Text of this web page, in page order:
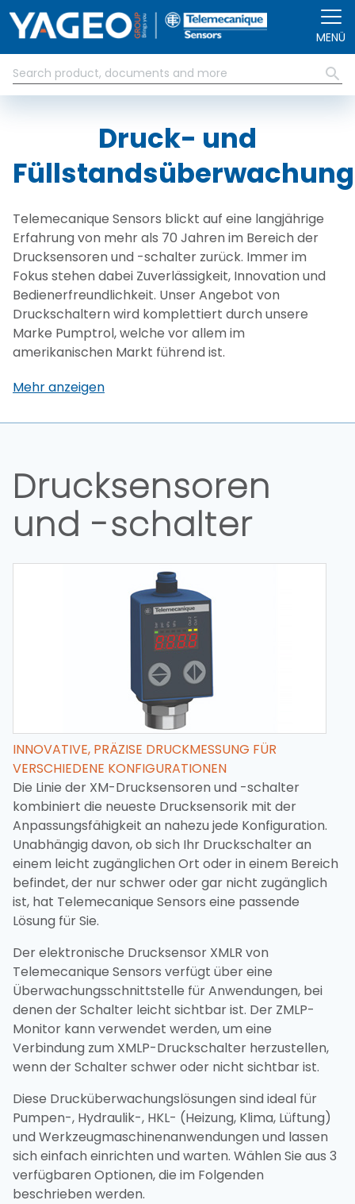
MENÜ
Druck- und
Füllstandsüberwachung
Telemecanique Sensors blickt auf eine langjährige
Erfahrung von mehr als 70 Jahren im Bereich der
Drucksensoren und -schalter zurück. Immer im
Fokus stehen dabei Zuverlässigkeit, Innovation und
Bedienerfreundlichkeit. Unser Angebot von
Druckschaltern wird komplettiert durch unsere
Marke Pumptrol, welche vor allem im
amerikanischen Markt führend ist.
Mehr anzeigen
Drucksensoren
und -schalter
INNOVATIVE, PRÄZISE DRUCKMESSUNG FÜR
VERSCHIEDENE KONFIGURATIONEN
Die Linie der XM-Drucksensoren und -schalter
kombiniert die neueste Drucksensorik mit der
Anpassungsfähigkeit an nahezu jede Konfiguration.
Unabhängig davon, ob sich Ihr Druckschalter an
einem leicht zugänglichen Ort oder in einem Bereich
befindet, der nur schwer oder gar nicht zugänglich
ist, hat Telemecanique Sensors eine passende
Lösung für Sie.
Der elektronische Drucksensor XMLR von
Telemecanique Sensors verfügt über eine
Überwachungsschnittstelle für Anwendungen, bei
denen der Schalter leicht sichtbar ist. Der ZMLP-
Monitor kann verwendet werden, um eine
Verbindung zum XMLP-Druckschalter herzustellen,
wenn der Schalter schwer oder nicht sichtbar ist.
Diese Drucküberwachungslösungen sind ideal für
Pumpen-, Hydraulik-, HKL- (Heizung, Klima, Lüftung)
und Werkzeugmaschinenanwendungen und lassen
sich einfach einrichten und warten. Wählen Sie aus 3
verfügbaren Optionen, die im Folgenden
beschrieben werden.